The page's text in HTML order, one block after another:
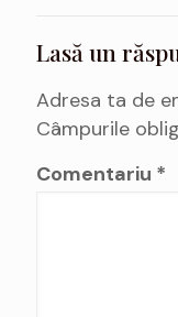
Lasă un
Adresa ta de
Câmpurile
Comentariu *